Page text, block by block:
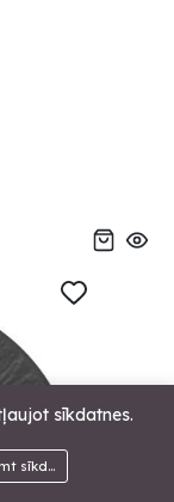
Grozs
sīkdatnes.
sīkdatnes